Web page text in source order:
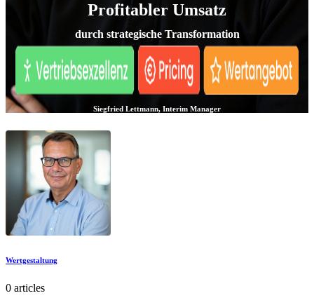
Profitabler Umsatz
durch strategische Transformation
Siegfried Lettmann, Interim Manager
Wertgestaltung
0 articles